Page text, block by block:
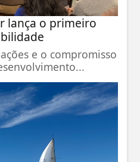
lança o primeiro
e o compromisso